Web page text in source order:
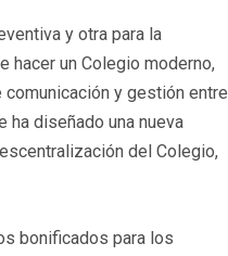
y otra para la
hacer un Colegio moderno,
y gestión entre
ha diseñado una nueva
del Colegio,
bonificados para los